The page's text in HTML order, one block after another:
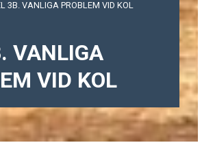
3B. VANLIGA PROBLEM VID KOL
VANLIGA
VID KOL